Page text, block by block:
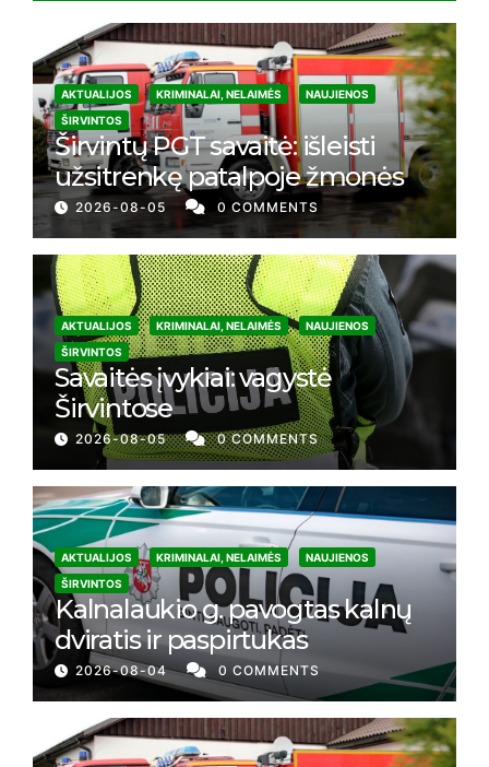
AKTUALIJOS KRIMINALAI, NELAIMĖS
NAUJIENOS
ŠIRVINTOS
Širvintų PGT savaitė: išleisti
užsitrenkę patalpoje žmonės
2026-08-05 0 COMMENTS
AKTUALIJOS KRIMINALAI, NELAIMĖS
NAUJIENOS
ŠIRVINTOS
Savaitės įvykiai: vagystė
Širvintose
2026-08-05 0 COMMENTS
AKTUALIJOS KRIMINALAI, NELAIMĖS
NAUJIENOS
ŠIRVINTOS
Kalnalaukio g. pavogtas kalnų
dviratis ir paspirtukas
2026-08-04 0 COMMENTS